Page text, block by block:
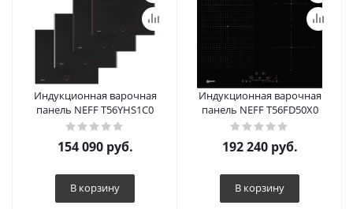
Индукционная варочная
панель NEFF T56YHS1C0
154 090руб.
В корзину
Индукционная варочная
панель NEFF T56FD50X0
192 240руб.
В корзину